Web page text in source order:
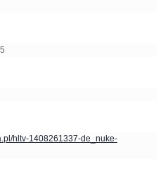
hltv-1408261337-de_nuke-